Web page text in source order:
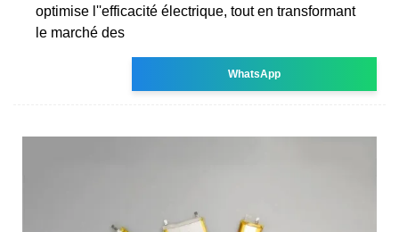
optimise l''efficacité électrique, tout en transformant
le marché des
WhatsApp